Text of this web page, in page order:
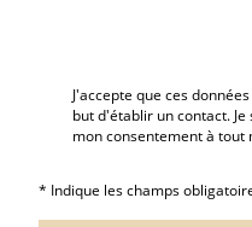
J'accepte que ces
but d'établir un contact.
mon consentement à tout
* Indique les champs